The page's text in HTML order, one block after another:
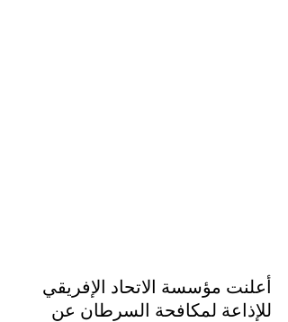
أعلنت مؤسسة الاتحاد الإفريقي
للإذاعة لمكافحة السرطان عن